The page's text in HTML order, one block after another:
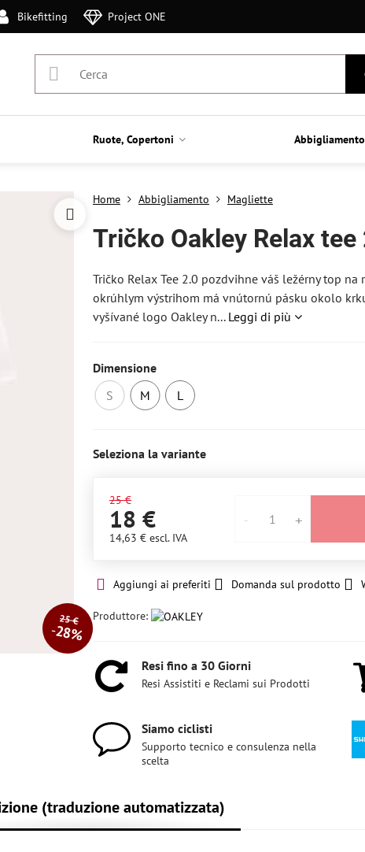
Bikefitting Project ONE
Ruote, Copertoni Abbigliamento
25 €
28%
Home Abbigliamento Magliette
Tričko Oakley Relax
Tričko Relax Tee 2.0 pozdvihne váš ležérny top
okrúhlym výstrihom má vnútornú pásku okolo
vyšívané logo Oakley n... Leggi di più
Dimensione
S
M
L
Seleziona la variante
25 €
18 €
14,63 € escl. IVA
Aggiungi ai preferiti Domanda sul prodotto
Produttore:
Resi fino a 30 Giorni
Resi Assistiti e Reclami sui Prodotti
Siamo ciclisti
Supporto tecnico e consulenza nella
scelta
(traduzione automatizzata)